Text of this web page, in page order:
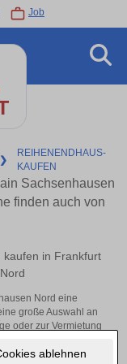
ablehnen
Job
❯
REIHENENDHAUS-
KAUFEN
Sachsenhausen
finden auch von
kaufen in Frankfurt
Nord eine
große Auswahl an
oder zur Vermietung
Sachsenhausen